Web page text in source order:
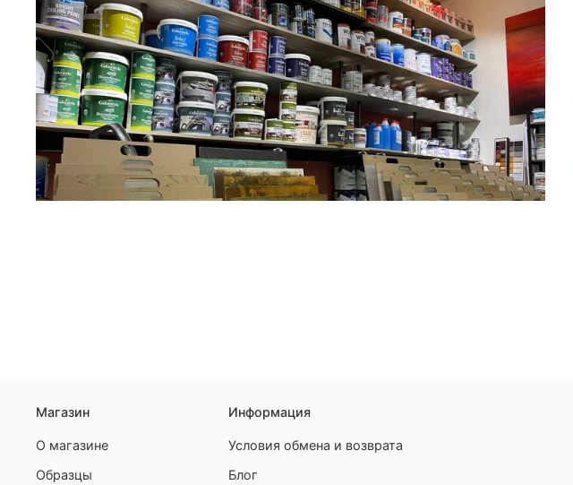
Магазин
О магазине
Образцы
Информация
Условия обмена и возврата
Блог